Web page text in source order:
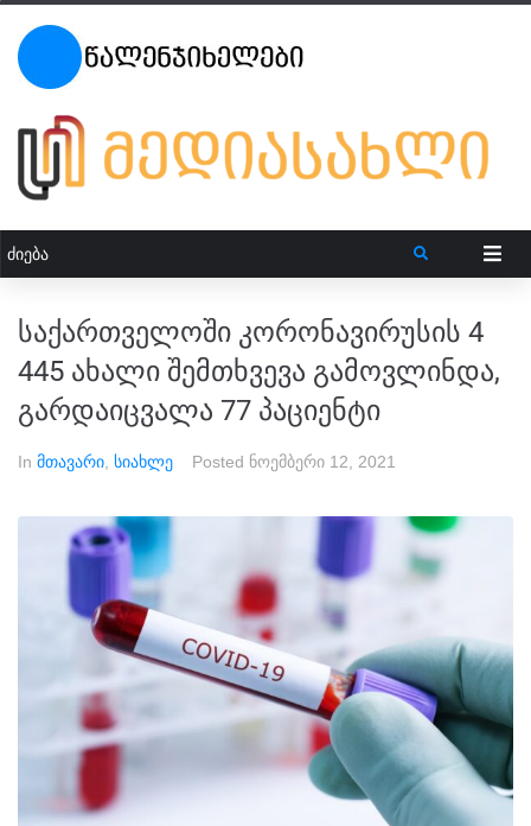
საქართველოში კორონავირუსის 4
445 ახალი შემთხვევა გამოვლინდა,
გარდაიცვალა 77 პაციენტი
In მთავარი სიახლე Posted ნოემბერი 12, 2021